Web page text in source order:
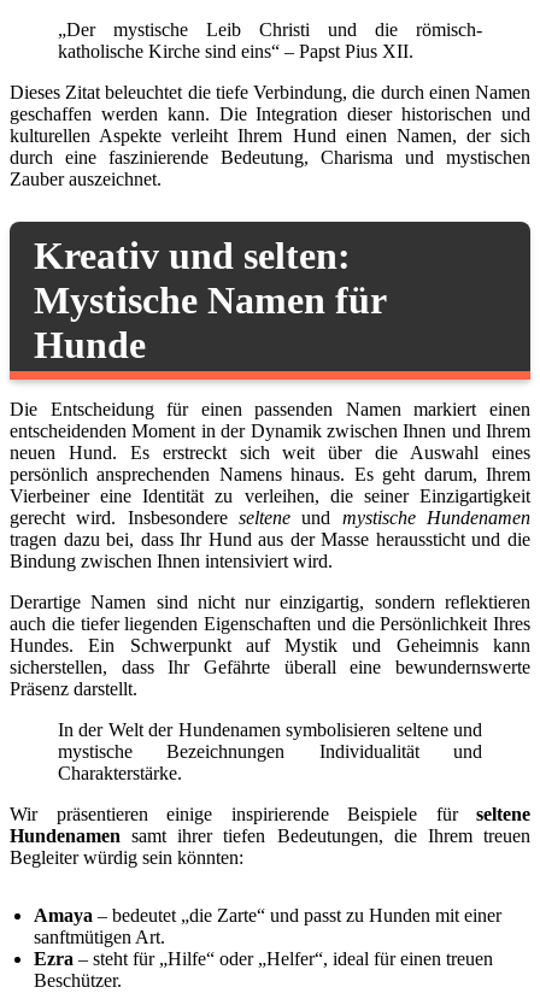
„Der mystische Leib Christi und die römisch-
katholische Kirche sind eins“ – Papst Pius XII.
Dieses Zitat beleuchtet die tiefe Verbindung, die durch einen Namen
geschaffen werden kann. Die Integration dieser historischen und
kulturellen Aspekte verleiht Ihrem Hund einen Namen, der sich
durch eine faszinierende Bedeutung, Charisma und mystischen
Zauber auszeichnet.
Kreativ und selten:
Mystische Namen für
Hunde
Die Entscheidung für einen passenden Namen markiert einen
entscheidenden Moment in der Dynamik zwischen Ihnen und Ihrem
neuen Hund. Es erstreckt sich weit über die Auswahl eines
persönlich ansprechenden Namens hinaus. Es geht darum, Ihrem
Vierbeiner eine Identität zu verleihen, die seiner Einzigartigkeit
gerecht wird. Insbesondere seltene und mystische Hundenamen
tragen dazu bei, dass Ihr Hund aus der Masse heraussticht und die
Bindung zwischen Ihnen intensiviert wird.
Derartige Namen sind nicht nur einzigartig, sondern reflektieren
auch die tiefer liegenden Eigenschaften und die Persönlichkeit Ihres
Hundes. Ein Schwerpunkt auf Mystik und Geheimnis kann
sicherstellen, dass Ihr Gefährte überall eine bewundernswerte
Präsenz darstellt.
In der Welt der Hundenamen symbolisieren seltene und
mystische Bezeichnungen Individualität und
Charakterstärke.
Wir präsentieren einige inspirierende Beispiele für seltene
Hundenamen samt ihrer tiefen Bedeutungen, die Ihrem treuen
Begleiter würdig sein könnten:
Amaya – bedeutet „die Zarte“ und passt zu Hunden mit einer
sanftmütigen Art.
Ezra – steht für „Hilfe“ oder „Helfer“, ideal für einen treuen
Beschützer.